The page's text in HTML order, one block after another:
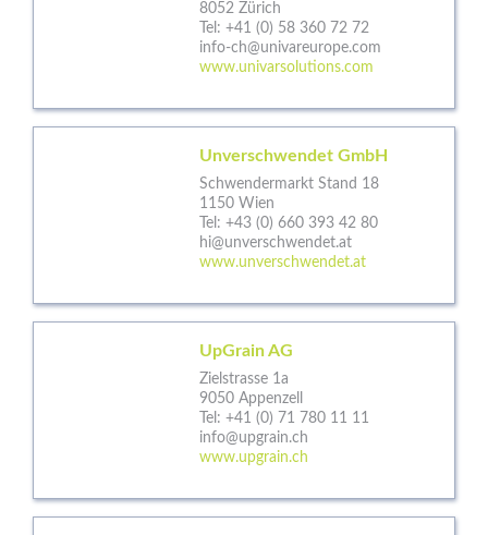
8052 Zürich
Tel: +41 (0) 58 360 72 72
info-ch@univareurope.com
www.univarsolutions.com
Unverschwendet GmbH
Schwendermarkt Stand 18
1150 Wien
Tel: +43 (0) 660 393 42 80
hi@unverschwendet.at
www.unverschwendet.at
UpGrain AG
Zielstrasse 1a
9050 Appenzell
Tel: +41 (0) 71 780 11 11
info@upgrain.ch
www.upgrain.ch